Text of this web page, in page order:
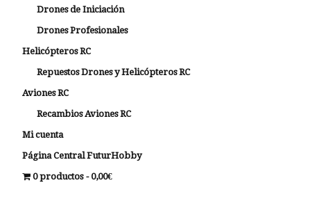
Drones de Iniciación
Drones Profesionales
Helicópteros RC
Repuestos Drones y Helicópteros RC
Aviones RC
Recambios Aviones RC
Mi cuenta
Página Central FuturHobby
0 productos
0,00€